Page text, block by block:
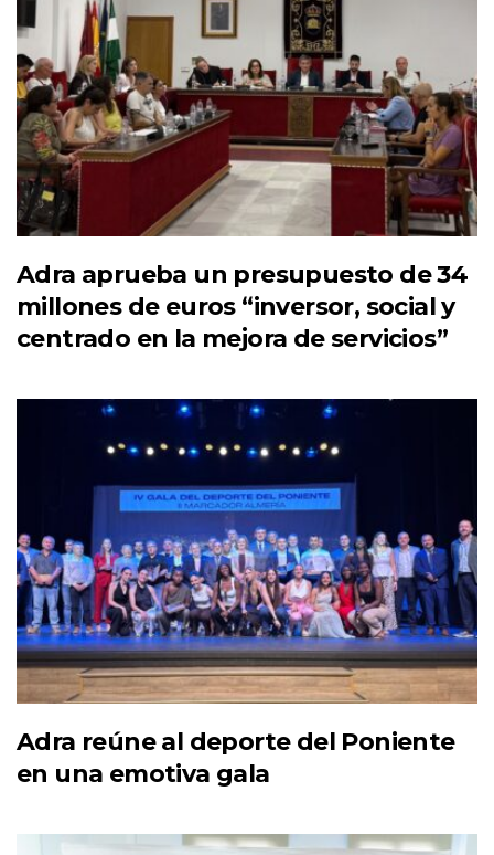
Adra aprueba un presupuesto de 34
millones de euros “inversor, social y
centrado en la mejora de servicios”
Adra reúne al deporte del Poniente
en una emotiva gala